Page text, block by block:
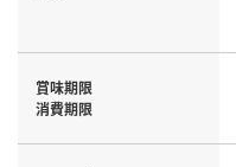
賞味期限
消費期限